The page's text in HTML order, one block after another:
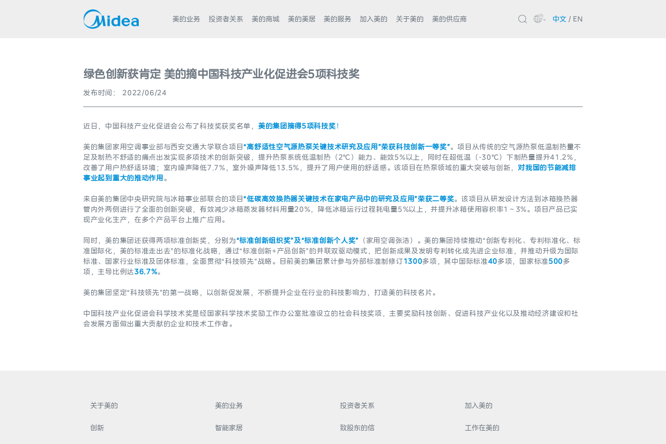
美的业务 投资者关系 美的商城 美的美居 美的服务 加入美的 关于美的 美的供应商 中文 / EN
绿色创新获肯定 美的摘中国科技产业化促进会5项科技奖
发布时间： 2022/06/24
近日，中国科技产业化促进会公布了科技奖获奖名单， 美的集团摘得5项科技奖！
美的集团家用空调事业部与西安交通大学联合项目“高舒适性空气源热泵关键技术研究及应用”荣获科技创新一等奖”。项目从传统的空气源热泵低温制热量不
足及制热不舒适的痛点出发实现多项技术的创新突破，提升热泵系统低温制热（2℃）能力、能效5%以上，同时在超低温（-30℃）下制热量提升41.2%，
改善了用户热舒适环境；室内噪声降低7.7%，室外噪声降低13.5%，提升了用户使用的舒适感。该项目在热泵领域的重大突破与创新，对我国的节能减排
事业起到重大的推动作用。
来自美的集团中央研究院与冰箱事业部联合的项目“低碳高效换热器关键技术在家电产品中的研究及应用”荣获二等奖。该项目从研发设计方法到冰箱换热器
管内外两侧进行了全面的创新突破，有效减少冰箱蒸发器材料用量20%，降低冰箱运行过程耗电量5%以上，并提升冰箱使用容积率1～3%。项目产品已实
现产业化生产，在多个产品平台上推广应用。
同时，美的集团还获得两项标准创新奖，分别为“标准创新组织奖”及“标准创新个人奖” （家用空调张浩）。美的集团持续推动“创新专利化、专利标准化、标
准国际化，美的标准走出去”的标准化战略，通过“标准创新+产品创新”的并联双驱动模式，把创新成果及发明专利转化成先进企业标准，并推动升级为国际
标准、国家行业标准及团体标准，全面贯彻“科技领先”战略。目前美的集团累计参与外部标准制修订1300多项，其中国际标准40多项，国家标准500多
项，主导比例达36.7%。
美的集团坚定“科技领先”的第一战略，以创新促发展，不断提升企业在行业的科技影响力，打造美的科技名片。
中国科技产业化促进会科学技术奖是经国家科学技术奖励工作办公室批准设立的社会科技奖项，主要奖励科技创新、促进科技产业化以及推动经济建设和社
会发展方面做出重大贡献的企业和技术工作者。
关于美的
创新
美的业务
智能家居
投资者关系
致股东的信
加入美的
工作在美的